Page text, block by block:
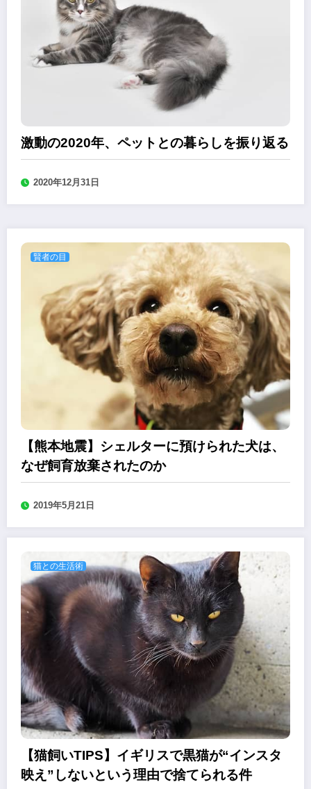
激動の2020年、ペットとの暮らしを振り返る
2020年12月31日
賢者の目
【熊本地震】シェルターに預けられた犬は、
なぜ飼育放棄されたのか
2019年5月21日
猫との生活術
【猫飼いTIPS】イギリスで黒猫が“インスタ
映え”しないという理由で捨てられる件